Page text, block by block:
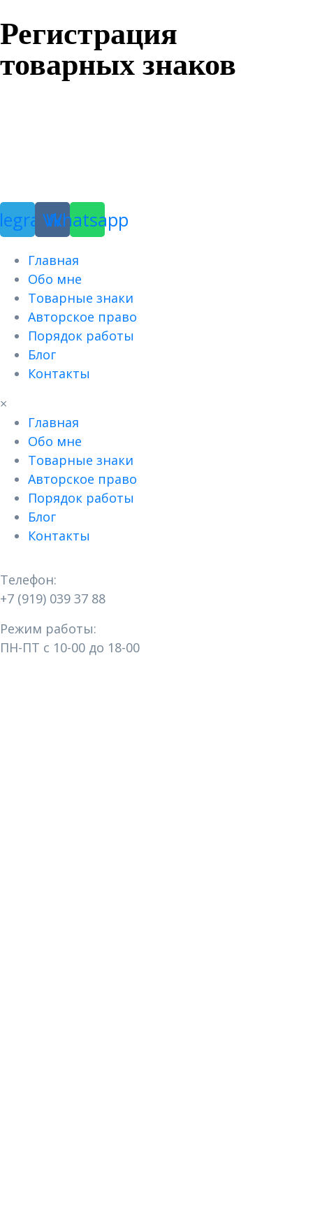
Регистрация
товарных знаков
Vk
Whatsapp
Главная
Обо мне
Товарные знаки
Авторское право
Порядок работы
Блог
Контакты
×
Главная
Обо мне
Товарные знаки
Авторское право
Порядок работы
Блог
Контакты
Телефон:
+7 (919) 039 37 88
Режим работы:
ПН-ПТ с 10-00 до 18-00